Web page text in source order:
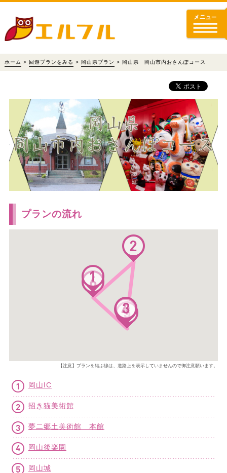
ホーム > 回遊プランをみる > 岡山県プラン > 岡山県 岡山市内おさんぽコース
プランの流れ
【注意】プランを結ぶ線は、道路上を表示していませんので御注意願います。
岡山IC
招き猫美術館
夢二郷土美術館 本館
岡山後楽園
岡山城